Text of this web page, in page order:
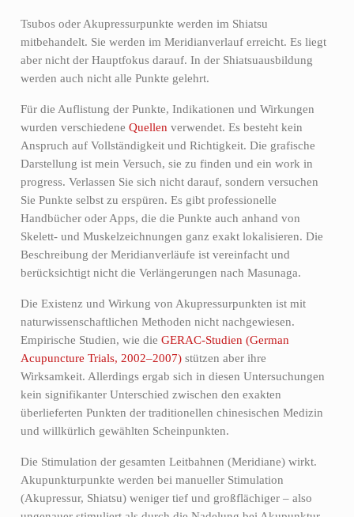
Tsubos oder Akupressurpunkte werden im Shiatsu
mitbehandelt. Sie werden im Meridianverlauf erreicht. Es liegt
aber nicht der Hauptfokus darauf. In der Shiatsuausbildung
werden auch nicht alle Punkte gelehrt.
Für die Auflistung der Punkte, Indikationen und Wirkungen
wurden verschiedene Quellen verwendet. Es besteht kein
Anspruch auf Vollständigkeit und Richtigkeit. Die grafische
Darstellung ist mein Versuch, sie zu finden und ein work in
progress. Verlassen Sie sich nicht darauf, sondern versuchen
Sie Punkte selbst zu erspüren. Es gibt professionelle
Handbücher oder Apps, die die Punkte auch anhand von
Skelett- und Muskelzeichnungen ganz exakt lokalisieren. Die
Beschreibung der Meridianverläufe ist vereinfacht und
berücksichtigt nicht die Verlängerungen nach Masunaga.
Die Existenz und Wirkung von Akupressurpunkten ist mit
naturwissenschaftlichen Methoden nicht nachgewiesen.
Empirische Studien, wie die GERAC-Studien (German
Acupuncture Trials, 2002–2007)stützen aber ihre
Wirksamkeit. Allerdings ergab sich in diesen Untersuchungen
kein signifikanter Unterschied zwischen den exakten
überlieferten Punkten der traditionellen chinesischen Medizin
und willkürlich gewählten Scheinpunkten.
Die Stimulation der gesamten Leitbahnen (Meridiane) wirkt.
Akupunkturpunkte werden bei manueller Stimulation
(Akupressur, Shiatsu) weniger tief und großflächiger – also